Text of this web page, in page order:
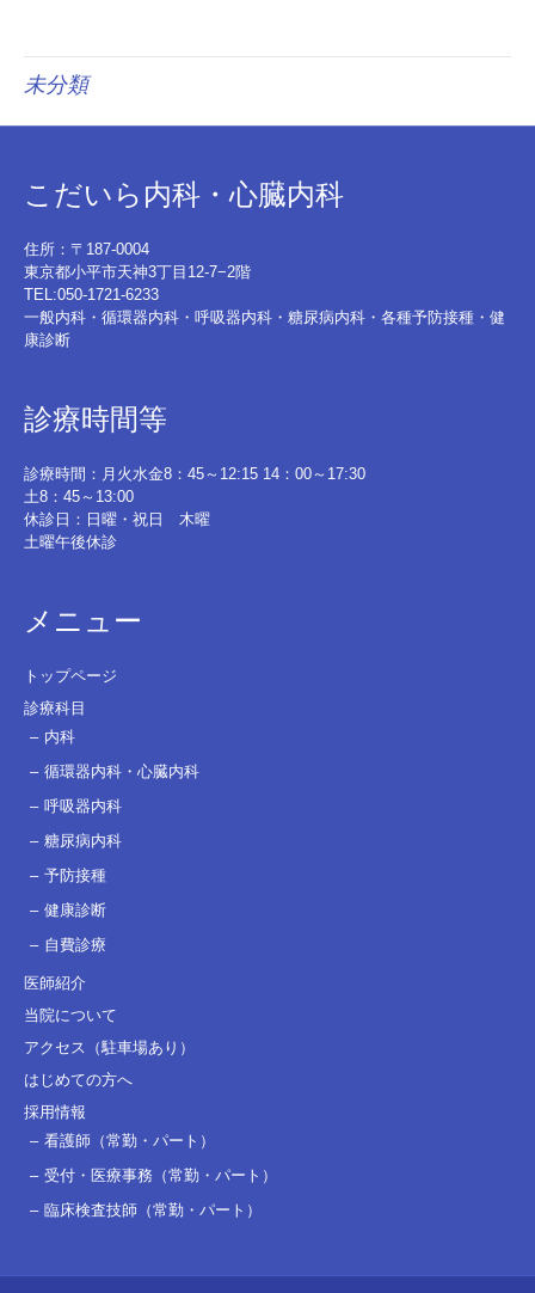
未分類
こだいら内科・心臓内科
住所：〒187-0004
東京都小平市天神3丁目12-7−2階
TEL:050-1721-6233
一般内科・循環器内科・呼吸器内科・糖尿病内科・各種予防接種・健
康診断
診療時間等
診療時間：月火水金8：45～12:15 14：00～17:30
土8：45～13:00
休診日：日曜・祝日 木曜
土曜午後休診
メニュー
トップページ
診療科目
内科
循環器内科・心臓内科
呼吸器内科
糖尿病内科
予防接種
健康診断
自費診療
医師紹介
当院について
アクセス（駐車場あり）
はじめての方へ
採用情報
看護師（常勤・パート）
受付・医療事務（常勤・パート）
臨床検査技師（常勤・パート）